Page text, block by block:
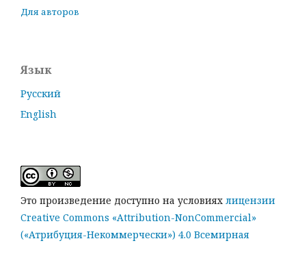
Для авторов
Язык
Русский
English
Это произведение доступно на условиях лицензии
Creative Commons «Attribution-NonCommercial»
(«Атрибуция-Некоммерчески») 4.0 Всемирная